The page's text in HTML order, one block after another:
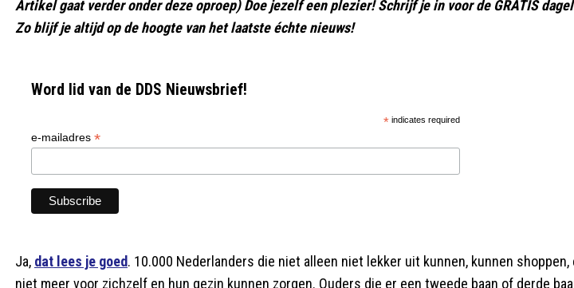
Artikel gaat verder onder deze oproep) Doe jezelf een plezier! Schrijf je in voor de GRATIS
Zo blijf je altijd op de hoogte van het laatste échte nieuws!
Word lid van de DDS Nieuwsbrief!
*indicates required
e-mailadres *
Ja, dat lees je goed. 10.000 Nederlanders die niet alleen niet lekker uit kunnen, kunnen
niet meer voor zichzelf en hun gezin kunnen zorgen. Ouders die er een tweede baan of derde